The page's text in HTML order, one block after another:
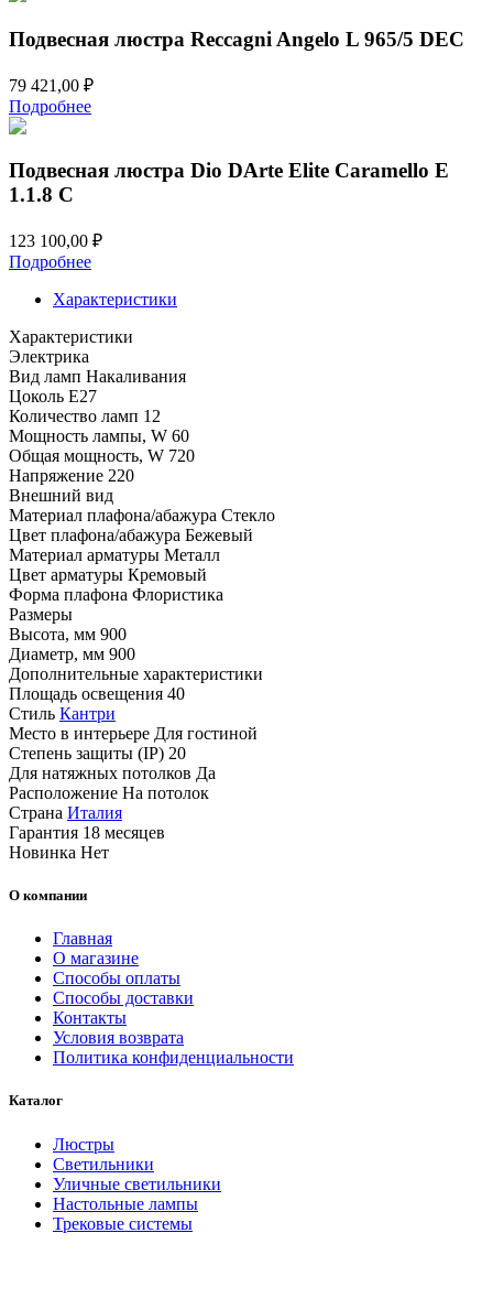
Подвесная люстра Reccagni Angelo L 965/5 DEC
79 421,00 ₽
Подробнее
Подвесная люстра Dio DArte Elite Caramello E
1.1.8 C
123 100,00 ₽
Подробнее
Характеристики
Характеристики
Электрика
Вид ламп Накаливания
Цоколь E27
Количество ламп 12
Мощность лампы, W 60
Общая мощность, W 720
Напряжение 220
Внешний вид
Материал плафона/абажура Стекло
Цвет плафона/абажура Бежевый
Материал арматуры Металл
Цвет арматуры Кремовый
Форма плафона Флористика
Размеры
Высота, мм 900
Диаметр, мм 900
Дополнительные характеристики
Площадь освещения 40
Стиль Кантри
Место в интерьере Для гостиной
Степень защиты (IP) 20
Для натяжных потолков Да
Расположение На потолок
Страна Италия
Гарантия 18 месяцев
Новинка Нет
О компании
Главная
О магазине
Способы оплаты
Способы доставки
Контакты
Условия возврата
Политика конфиденциальности
Каталог
Люстры
Светильники
Уличные светильники
Настольные лампы
Трековые системы